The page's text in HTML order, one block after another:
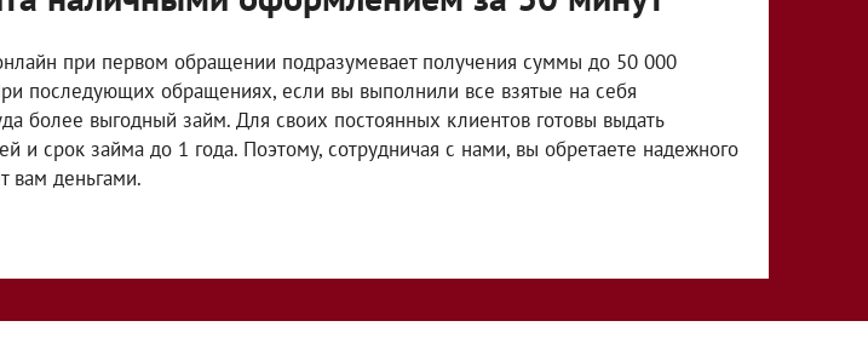
при первом обращении подразумевает получения суммы до 50 000
последующих обращениях, если вы выполнили все взятые на себя
более выгодный займ. Для своих постоянных клиентов готовы выдать
и срок займа до 1 года. Поэтому, сотрудничая с нами, вы обретаете надежного
вам деньгами.